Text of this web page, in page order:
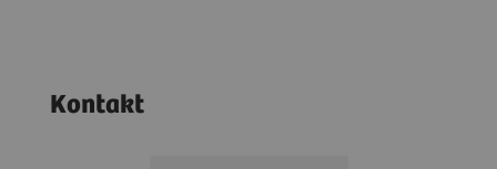
Kontakt